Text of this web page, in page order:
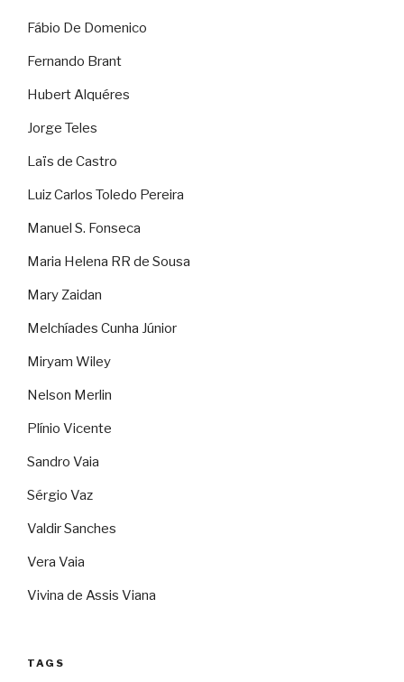
Fábio De Domenico
Fernando Brant
Hubert Alquéres
Jorge Teles
Laïs de Castro
Luiz Carlos Toledo Pereira
Manuel S. Fonseca
Maria Helena RR de Sousa
Mary Zaidan
Melchíades Cunha Júnior
Miryam Wiley
Nelson Merlin
Plínio Vicente
Sandro Vaia
Sérgio Vaz
Valdir Sanches
Vera Vaia
Vivina de Assis Viana
TAGS